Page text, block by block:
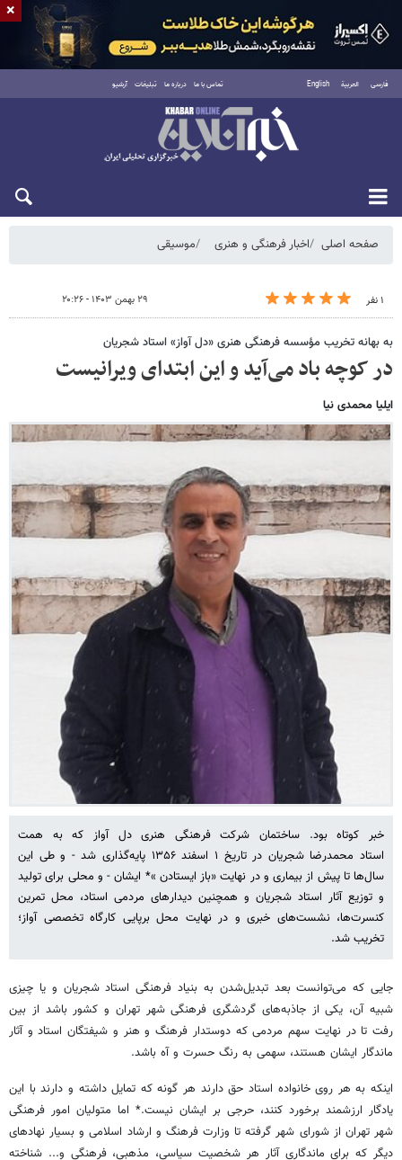
فارسی العربية English تماس با ما درباره ما تبلیغات آرشیو
شنبه ۱۷ مرداد ۱۴۰۵
صفحه اصلی اخبار فرهنگی و هنری موسیقی
۱ نفر ۲۹ بهمن ۱۴۰۳ - ۲۰:۲۶
به بهانه تخریب مؤسسه فرهنگی هنری «دل آواز» استاد شجریان
در کوچه باد می‌آید و این ابتدای ویرانیست
ایلیا محمدی نیا
خبر کوتاه بود. ساختمان شرکت فرهنگی هنری دل آواز که به همت
استاد محمدرضا شجریان در تاریخ ۱ اسفند ۱۳۵۶ پایه‌گذاری شد - و طی این
سال‌ها تا پیش از بیماری و در نهایت «باز ایستادن »* ایشان - و محلی برای تولید
و توزیع آثار استاد شجریان و همچنین دیدارهای مردمی استاد، محل تمرین
کنسرت‌ها، نشست‌های خبری و در نهایت محل برپایی کارگاه تخصصی آواز؛
تخریب شد.
جایی که می‌توانست بعد تبدیل‌شدن به بنیاد فرهنگی استاد شجریان و یا چیزی
شبیه آن، یکی از جاذبه‌های گردشگری فرهنگی شهر تهران و کشور باشد از بین
رفت تا در نهایت سهم مردمی که دوستدار فرهنگ و هنر و شیفتگان استاد و آثار
ماندگار ایشان هستند، سهمی به رنگ حسرت و آه باشد.
اینکه به هر روی خانواده استاد حق دارند هر گونه که تمایل داشته و دارند با این
یادگار ارزشمند برخورد کنند، حرجی بر ایشان نیست.* اما متولیان امور فرهنگی
شهر تهران از شورای شهر گرفته تا وزارت فرهنگ و ارشاد اسلامی و بسیار نهادهای
دیگر که برای ماندگاری آثار هر شخصیت سیاسی، مذهبی، فرهنگی و... شناخته
×